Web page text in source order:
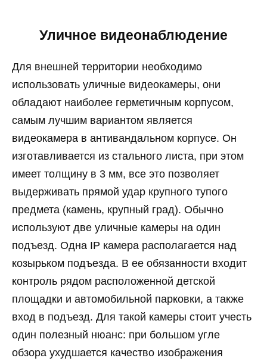
Уличное видеонаблюдение
Для внешней территории необходимо
использовать уличные видеокамеры, они
обладают наиболее герметичным корпусом,
самым лучшим вариантом является
видеокамера в антивандальном корпусе. Он
изготавливается из стального листа, при этом
имеет толщину в 3 мм, все это позволяет
выдерживать прямой удар крупного тупого
предмета (камень, крупный град). Обычно
используют две уличные камеры на один
подъезд. Одна IP камера располагается над
козырьком подъезда. В ее обязанности входит
контроль рядом расположенной детской
площадки и автомобильной парковки, а также
вход в подъезд. Для такой камеры стоит учесть
один полезный нюанс: при большом угле
обзора ухудшается качество изображения